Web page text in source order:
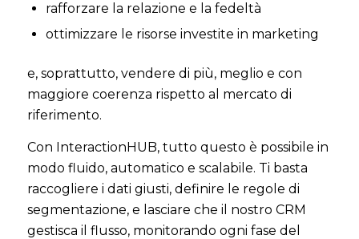
rafforzare la relazione e la fedeltà
ottimizzare le risorse investite in marketing
e, soprattutto, vendere di più, meglio e con
maggiore coerenza rispetto al mercato di
riferimento.
Con InteractionHUB, tutto questo è possibile in
modo fluido, automatico e scalabile. Ti basta
raccogliere i dati giusti, definire le regole di
segmentazione, e lasciare che il nostro CRM
gestisca il flusso, monitorando ogni fase del